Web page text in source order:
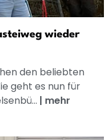
wieder
den beliebten
geht es nun für
| mehr